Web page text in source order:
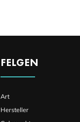
FELGEN
Art
Hersteller